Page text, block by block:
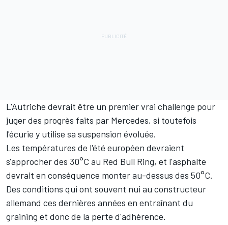
L'Autriche devrait être un premier vrai challenge pour
juger des progrès faits par Mercedes, si toutefois
l'écurie y utilise sa suspension évoluée.
Les températures de l'été européen devraient
s'approcher des 30°C au Red Bull Ring, et l'asphalte
devrait en conséquence monter au-dessus des 50°C.
Des conditions qui ont souvent nui au constructeur
allemand ces dernières années en entraînant du
graining et donc de la perte d'adhérence.